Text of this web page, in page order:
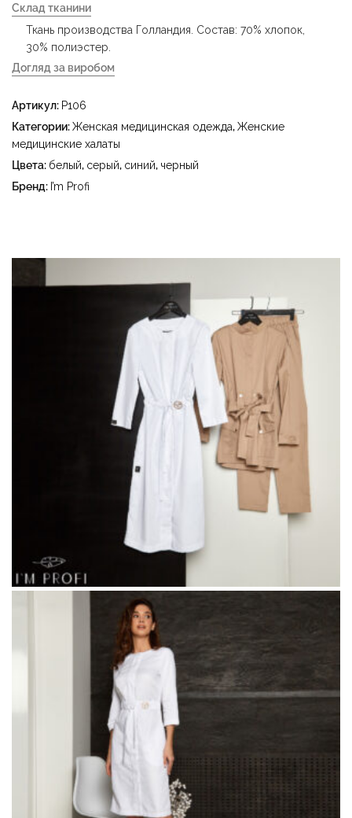
Склад тканини
Ткань производства Голландия. Состав: 70% хлопок,
30% полиэстер.
Догляд за виробом
гладить при температуре утюга до 150 °C - не
отбеливать - сухая чистка с использованием
тетрахлорэтилена (перхлорэтилена) и углеводородов
(бензин, уайт-спирит) - сушить в барабане стиральной
Артикул: P106
Категории:Женская медицинская одежда,Женские
медицинские халаты
Цвета: белый, серый, синий, черный
Бренд: I’m Profi